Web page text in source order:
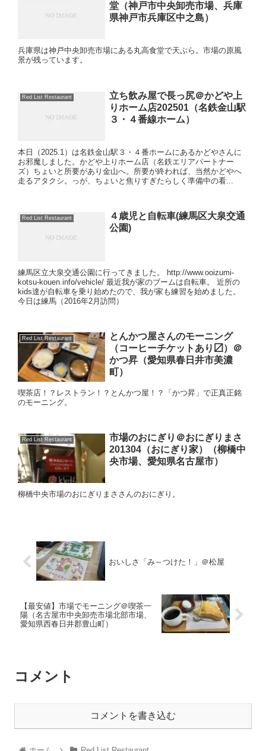
堂（神戸市中央卸売市場、兵庫
県神戸市兵庫区中之島）
兵庫県は神戸中央卸売市場にある丸高食堂で天ぷら。市場の原風
景が残っています。
Red List Restaurant
立ち飲み屋で長っ尻＠かどや上
りホーム店202501（名鉄金山駅
３・４番線ホーム）
本日（2025.1）は名鉄金山駅３・４番ホームにあるかどやさんに
お邪魔しました。かどや上りホーム店（名鉄エリアパートナー
ズ）ちょいと所要があり金山へ。所要が終われば、当然かどやへ
走るアタクシ。っが、ちょいと焦りすぎたらしく準備中の看...
Red List Restaurant
４歳児と自転車(練馬区大泉交通
公園)
練馬区立大泉交通公園に行ってきました。 http://www.ooizumi-
kotsu-kouen.info/vehicle/ 最近我が家のブームは自転車。 近所の
kids達が自転車を乗り始めたので、我が家も練習を始めました。
今日は練馬（2016年2月訪問）
Red List Restaurant
とんかつ屋さんのモーニング
（コーヒーチケットあり〼）＠
かつ昇（愛知県春日井市美濃
町）
喫茶店！？レストラン！？とんかつ屋！？「かつ昇」で正真正銘
のモーニング。
Red List Restaurant
市場のおにぎり＠おにぎりまさ
201304（おにぎり家）（柳橋中
央市場、愛知県名古屋市）
柳橋中央市場のおにぎりまささんのおにぎり。
おいしさ「み～つけた！」＠松屋
【最安値】市場でモーニング＠喫茶一
陽（名古屋市中央卸売市場北部市場、
愛知県西春日井郡豊山町）
コメント
コメントを書き込む